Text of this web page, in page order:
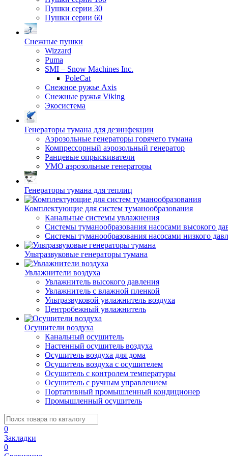
Пушки серии 30
Пушки серии 60
Снежные пушки
Wizzard
Puma
SMI – Snow Machines Inc.
PoleCat
Снежное ружье Axis
Снежные ружья Viking
Экосистема
Генераторы тумана для дезинфекции
Аэрозольные генераторы горячего тумана
Компрессорный аэрозольный генератор
Ранцевые опрыскиватели
УМО аэрозольные генераторы
Генераторы тумана для теплиц
Комплектующие для систем туманообразования
Канальные системы увлажнения
Системы туманообразования насосами высокого
Системы туманообразования насосами низкого
Ультразвуковые генераторы тумана
Увлажнители воздуха
Увлажнитель высокого давления
Увлажнитель с влажной пленкой
Ультразвуковой увлажнитель воздуха
Центробежный увлажнитель
Осушители воздуха
Канальный осушитель
Настенный осушитель воздуха
Осушитель воздуха для дома
Осушитель воздуха с осушителем
Осушитель с контролем температуры
Осушитель с ручным управлением
Портативный промышленный кондиционер
Промышленный осушитель
0
Закладки
0